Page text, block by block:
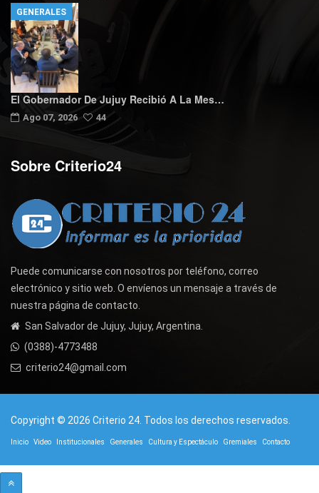
El Gobernador De Jujuy Recibió A La Mes…
Ago 07, 2026 44
GENERALES
Sobre Criterio24
Puede comunicarse con nosotros por teléfono, correo
electrónico y sitio web. O envíenos un mensaje a través de
nuestra página de contacto.
San Salvador de Jujuy, Jujuy, Argentina.
(0388)-4773488
criterio24@gmail.com
Copyright © 2026 Criterio 24. Todos los derechos reservados.
Inicio Video Institucionales Generales Cultura y Espectáculo Gremiales Contacto